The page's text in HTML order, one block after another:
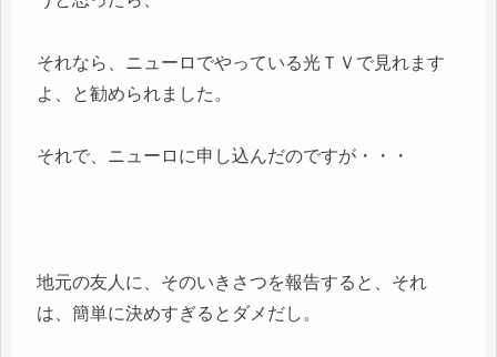
それなら、ニューロでやっている光ＴＶで見れます
よ、と勧められました。
それで、ニューロに申し込んだのですが・・・
地元の友人に、そのいきさつを報告すると、それ
は、簡単に決めすぎるとダメだし。